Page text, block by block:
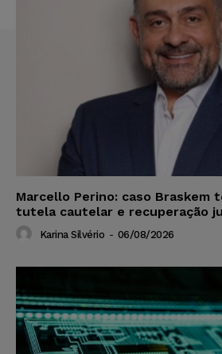
Marcello Perino: caso
tutela cautelar e recuperação
Karina Silvério - 06/08/2026